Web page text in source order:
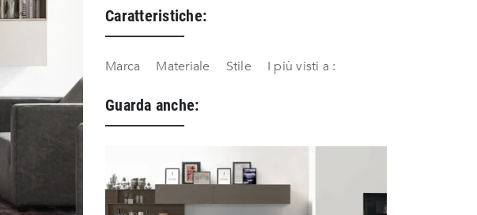
Caratteristiche:
Marca Materiale Stile I più visti a :
Guarda anche: